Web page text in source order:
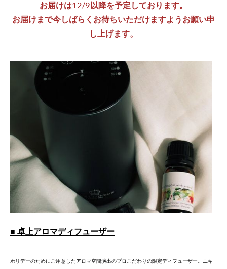
お届けは12/9以降を予定しております。
お届けまで今しばらくお待ちいただけますようお願い申
し上げます。
■ 卓上アロマディフューザー
ホリデーのためにご用意したアロマ空間演出のプロこだわりの限定ディフューザー。ユキ